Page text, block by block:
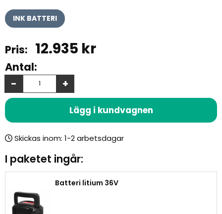
INK BATTERI
12.935 kr
Antal:
+
-
Lägg i kundvagnen
Skickas inom:
I paketet ingår:
Batteri litium 36V